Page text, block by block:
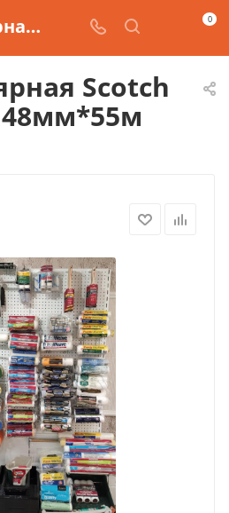
Лента малярная Scotch blue синяя 48мм*55м 0
Scotch